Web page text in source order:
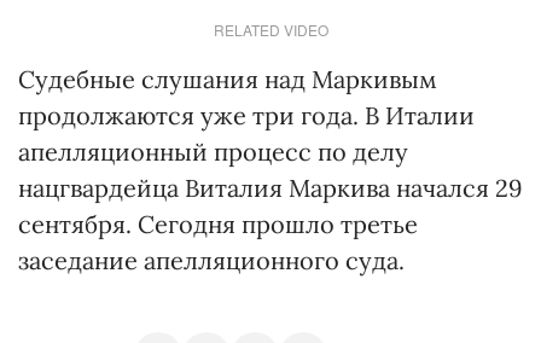
RELATED VIDEO
Судебные слушания над Маркивым
продолжаются уже три года. В Италии
апелляционный процесс по делу
нацгвардейца Виталия Маркива начался 29
сентября. Сегодня прошло третье
заседание апелляционного суда.